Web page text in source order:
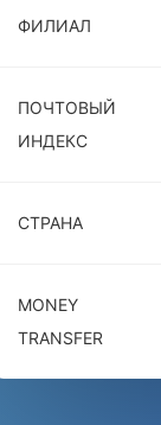
ФИЛИАЛ
ПОЧТОВЫЙ
ИНДЕКС
СТРАНА
MONEY
TRANSFER